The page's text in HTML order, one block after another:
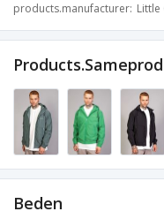
products.manufacturer Little
Beden